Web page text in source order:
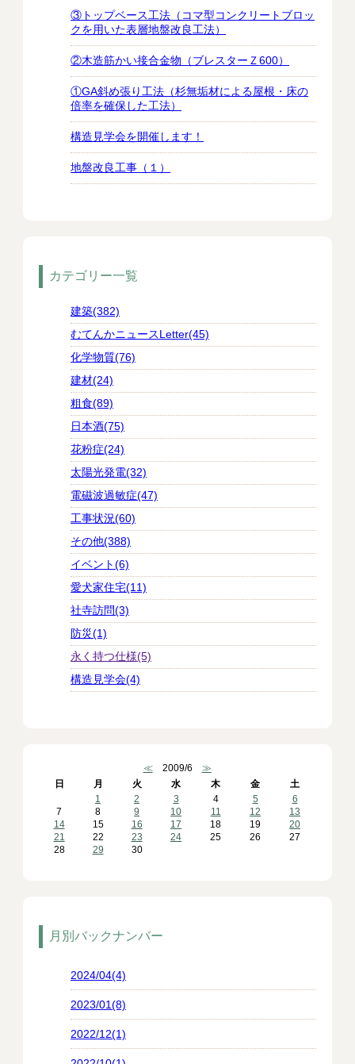
③トップベース工法（コマ型コンクリートブロッ
クを用いた表層地盤改良工法）
②木造筋かい接合金物（ブレスターＺ600）
①GA斜め張り工法（杉無垢材による屋根・床の
倍率を確保した工法）
構造見学会を開催します！
地盤改良工事（１）
カテゴリー一覧
建築(382)
むてんかニュースLetter(45)
化学物質(76)
建材(24)
粗食(89)
日本酒(75)
花粉症(24)
太陽光発電(32)
電磁波過敏症(47)
工事状況(60)
その他(388)
イベント(6)
愛犬家住宅(11)
社寺訪問(3)
防災(1)
永く持つ仕様(5)
構造見学会(4)
≪2009/6 ≫
日
月 火 水 木 金
土
1
2 3 4 5
6
7
8 9 10 11 12
13
14
15 16 17 18 19
20
21
22 23 24 25 26
27
28
29 30
月別バックナンバー
2024/04(4)
2023/01(8)
2022/12(1)